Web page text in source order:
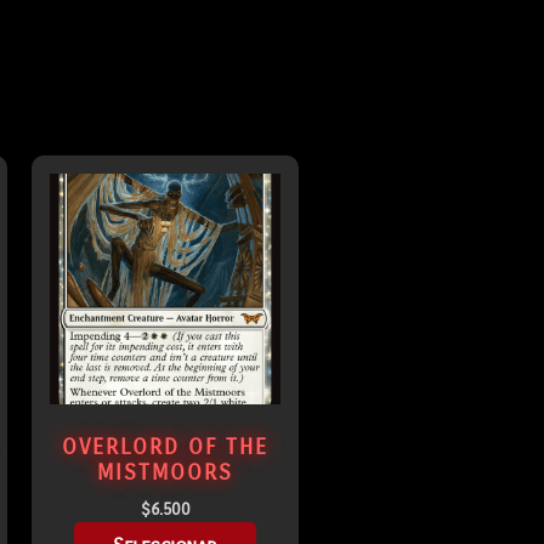
OVERLORD OF THE
MISTMOORS
$6.500